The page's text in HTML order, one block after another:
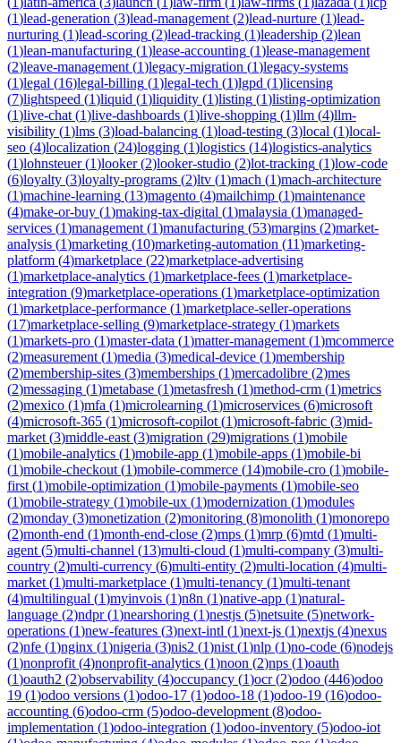
(1)lead-generation (3)lead-management (2)lead-nurture (1)lead-
nurturing (1)lead-scoring (2)lead-tracking (1)leadership (2)lean
(1)lean-manufacturing (1)lease-accounting (1)lease-management
(2)leave-management (1)legacy-migration (1)legacy-systems
(1)legal (16)legal-billing (1)legal-tech (1)lgpd (1)licensing
(7)lightspeed (1)liquid (1)liquidity (1)listing (1)listing-optimization
(1)live-chat (1)live-dashboards (1)live-shopping (1)llm (4)llm-
visibility (1)lms (3)load-balancing (1)load-testing (3)local (1)local-
seo (4)localization (24)logging (1)logistics (14)logistics-analytics
(1)lohnsteuer(1)looker(2)looker-studio (2)lot-tracking (1)low-code
(6)loyalty (3)loyalty-programs (2)ltv (1)mach (1)mach-architecture
(1)machine-learning (13)magento (4)mailchimp (1)maintenance
(4)make-or-buy (1)making-tax-digital (1)malaysia (1)managed-
services (1)management (1)manufacturing (53)margins (2)market-
analysis (1)marketing (10)marketing-automation (11)marketing-
platform (4)marketplace (22)marketplace-advertising
(1)marketplace-analytics (1)marketplace-fees (1)marketplace-
integration (9)marketplace-operations (1)marketplace-optimization
(1)marketplace-performance (1)marketplace-seller-operations
(17)marketplace-selling (9)marketplace-strategy (1)markets
(1)markets-pro (1)master-data (1)matter-management (1)mcommerce
(2)measurement (1)media (3)medical-device (1)membership
(2)membership-sites (3)memberships (1)mercadolibre (2)mes
(2)messaging (1)metabase (1)metasfresh (1)method-crm (1)metrics
(2)mexico (1)mfa (1)microlearning (1)microservices (6)microsoft
(4)microsoft-365 (1)microsoft-copilot (1)microsoft-fabric (3)mid-
market (3)middle-east (3)migration (29)migrations (1)mobile
(1)mobile-analytics (1)mobile-app (1)mobile-apps (1)mobile-bi
(1)mobile-checkout (1)mobile-commerce (14)mobile-cro (1)mobile-
first (1)mobile-optimization (1)mobile-payments (1)mobile-seo
(1)mobile-strategy (1)mobile-ux (1)modernization (1)modules
(2)monday (3)monetization (2)monitoring (8)monolith (1)monorepo
(2)month-end (1)month-end-close (2)mps (1)mrp (6)mtd (1)multi-
agent (5)multi-channel (13)multi-cloud (1)multi-company (3)multi-
country (2)multi-currency (6)multi-entity (2)multi-location (4)multi-
market (1)multi-marketplace (1)multi-tenancy (1)multi-tenant
(4)multilingual (1)myinvois (1)n8n (1)native-app (1)natural-
language (2)ndpr(1)nearshoring (1)nestjs (5)netsuite (5)network-
operations (1)new-features (3)next-intl (1)next-js (1)nextjs (4)nexus
(2)nfe (1)nginx (1)nigeria (3)nis2 (1)nist (1)nlp (1)no-code (6)nodejs
(1)nonprofit (4)nonprofit-analytics (1)noon (2)nps (1)oauth
(1)oauth2 (2)observability (4)occupancy (1)ocr(2)odoo (446)odoo
19 (1)odoo versions (1)odoo-17 (1)odoo-18 (1)odoo-19 (16)odoo-
accounting (6)odoo-crm (5)odoo-development (8)odoo-
implementation (1)odoo-integration (1)odoo-inventory (5)odoo-iot